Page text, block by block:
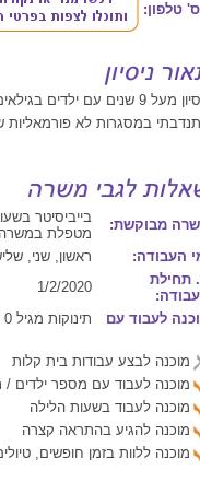
טלפון:
שנים עם ילדים בגילאים בין 2 ל 6, ילדים מעל גיל 6
במסגרות לא פורמאליות
מבוקשת:
בייביסיטר
מטפלת
העבודה:
ראשון, שני,
תחילת
1/2/2020
לעבוד עם
תינוקות מגיל 0 עד 2, ילדים בגילאים בין 2 ל 6, ילדים מעל גיל 6
מוכנה לבצע עבודות בית קלות
מוכנה לעבוד עם מספר ילדים /
מוכנה לעבוד בשעות הלילה
מוכנה להגיע בהתראה קצרה
מוכנה ללוות בזמן חופשים,